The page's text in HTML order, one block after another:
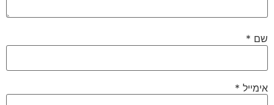
שם *
אימייל *